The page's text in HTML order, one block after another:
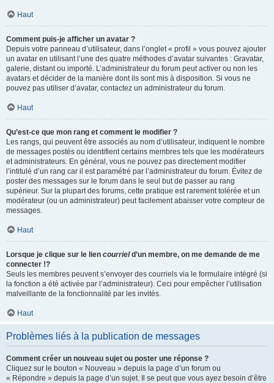
Haut
Comment puis-je afficher un avatar ?
Depuis votre panneau d’utilisateur, dans l’onglet « profil » vous pouvez ajouter
un avatar en utilisant l’une des quatre méthodes d’avatar suivantes : Gravatar,
galerie, distant ou importé. L’administrateur du forum peut activer ou non les
avatars et décider de la manière dont ils sont mis à disposition. Si vous ne
pouvez pas utiliser d’avatar, contactez un administrateur du forum.
Haut
Qu’est-ce que mon rang et comment le modifier ?
Les rangs, qui peuvent être associés au nom d’utilisateur, indiquent le nombre
de messages postés ou identifient certains membres tels que les modérateurs
et administrateurs. En général, vous ne pouvez pas directement modifier
l’intitulé d’un rang car il est paramétré par l’administrateur du forum. Évitez de
poster des messages sur le forum dans le seul but de passer au rang
supérieur. Sur la plupart des forums, cette pratique est rarement tolérée et un
modérateur (ou un administrateur) peut facilement abaisser votre compteur de
messages.
Haut
Lorsque je clique sur le lien courrield’un membre, on me demande de me
connecter !?
Seuls les membres peuvent s’envoyer des courriels via le formulaire intégré (si
la fonction a été activée par l’administrateur). Ceci pour empêcher l’utilisation
malveillante de la fonctionnalité par les invités.
Haut
Problèmes liés à la publication de messages
Comment créer un nouveau sujet ou poster une réponse ?
Cliquez sur le bouton « Nouveau » depuis la page d’un forum ou
« Répondre » depuis la page d’un sujet. Il se peut que vous ayez besoin d’être